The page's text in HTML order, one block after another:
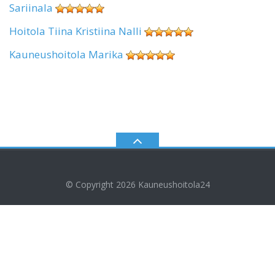
Sariinala
Hoitola Tiina Kristiina Nalli
Kauneushoitola Marika
© Copyright 2026 Kauneushoitola24